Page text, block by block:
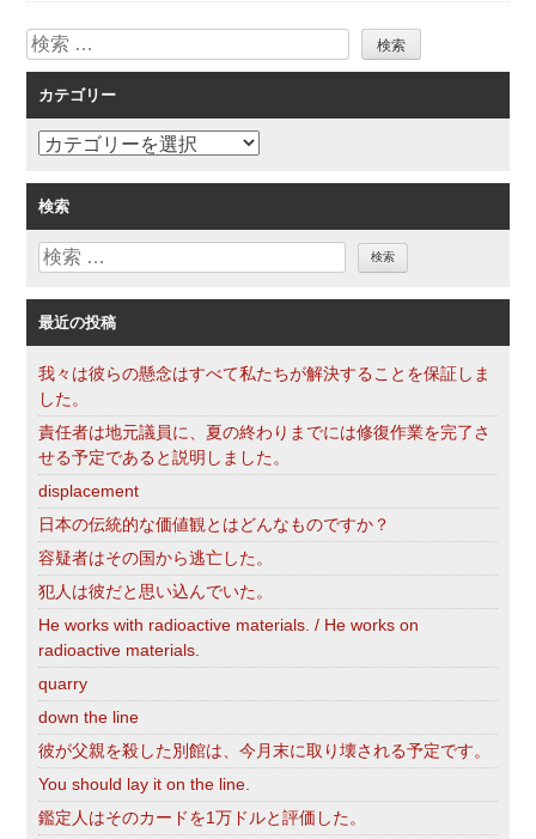
ン
検
索
カテゴリー
カ
ゴ
リ
ー
検索
検
最近の投稿
我々は彼らの懸念はすべて私たちが解決することを保証しま
した。
責任者は地元議員に、夏の終わりまでには修復作業を完了さ
せる予定であると説明しました。
displacement
日本の伝統的な価値観とはどんなものですか？
容疑者はその国から逃亡した。
犯人は彼だと思い込んでいた。
He works with radioactive materials. / He works on
radioactive materials.
quarry
down the line
彼が父親を殺した別館は、今月末に取り壊される予定です。
You should lay it on the line.
鑑定人はそのカードを1万ドルと評価した。